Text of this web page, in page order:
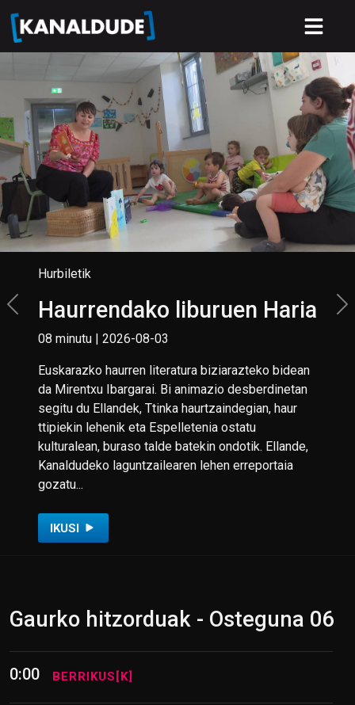
Hurbiletik
Haurrendako liburuen Haria
08 minutu | 2026-08-03
Euskarazko haurren literatura biziarazteko bidean
da Mirentxu Ibargarai. Bi animazio desberdinetan
segitu du Ellandek, Ttinka haurtzaindegian, haur
ttipiekin lehenik eta Espelletenia ostatu
kulturalean, buraso talde batekin ondotik. Ellande,
Kanaldudeko laguntzailearen lehen erreportaia
gozatu...
IKUSI
Gaurko hitzorduak - Osteguna 06
0:00 BERRIKUS[K]